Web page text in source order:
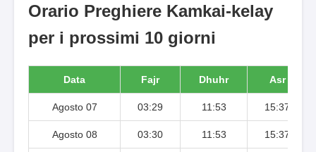
Orario Preghiere Kamkai-kelay
per i prossimi 10 giorni
Data Fajr Dhuhr Asr
Agosto 07 03:29 11:53 15:37
Agosto 08 03:30 11:53 15:37